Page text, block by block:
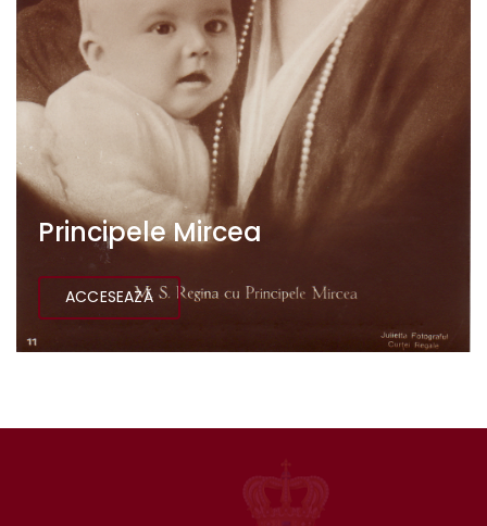
Principele Mircea
ACCESEAZĂ